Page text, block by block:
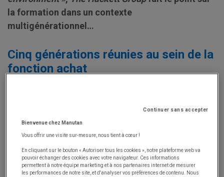
la formation dans un contexte
multigénérationnel…
Cinq générations réunies au sein de la
fonction achat
différentes travaillent ensemble au sein de la
fonction achat, mais aussi de toute l’entreprise.
On retrouve :
Les traditionnalistes(1928-1945 [2]) : ils
Continuer sans accepter
Bienvenue chez Manutan
Vous offrir une visite sur-mesure, nous tient à cœur !
En cliquant sur le bouton « Autoriser tous les cookies », notre plateforme web va
pouvoir échanger des cookies avec votre navigateur. Ces informations
permettent à notre équipe marketing et à nos partenaires internet de mesurer
les performances de notre site, et d'analyser vos préférences de contenu. Nous